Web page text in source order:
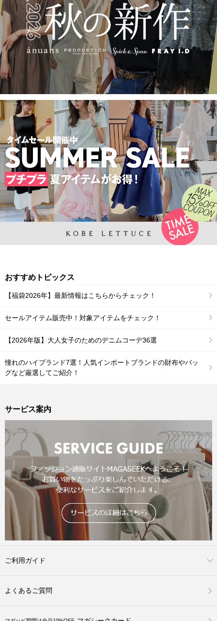
おすすめトピックス
【福袋2026年】最新情報はこちらからチェック！
セールアイテム販売中！対象アイテムをチェック！
【2026年版】大人女子のためのデニムコーデ36選
憧れのハイブランド7選！人気インポートブランドの財布やバッ
グなど厳選してご紹介！
サービス案内
ご利用ガイド
よくあるご質問